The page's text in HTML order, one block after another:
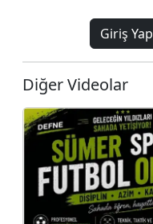
Giriş Yap
Diğer Videolar